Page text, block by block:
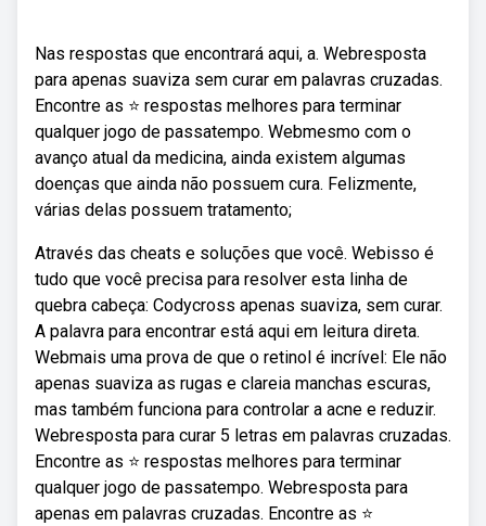
Nas respostas que encontrará aqui, a. Webresposta
para apenas suaviza sem curar em palavras cruzadas.
Encontre as ⭐ respostas melhores para terminar
qualquer jogo de passatempo. Webmesmo com o
avanço atual da medicina, ainda existem algumas
doenças que ainda não possuem cura. Felizmente,
várias delas possuem tratamento;
Através das cheats e soluções que você. Webisso é
tudo que você precisa para resolver esta linha de
quebra cabeça: Codycross apenas suaviza, sem curar.
A palavra para encontrar está aqui em leitura direta.
Webmais uma prova de que o retinol é incrível: Ele não
apenas suaviza as rugas e clareia manchas escuras,
mas também funciona para controlar a acne e reduzir.
Webresposta para curar 5 letras em palavras cruzadas.
Encontre as ⭐ respostas melhores para terminar
qualquer jogo de passatempo. Webresposta para
apenas em palavras cruzadas. Encontre as ⭐